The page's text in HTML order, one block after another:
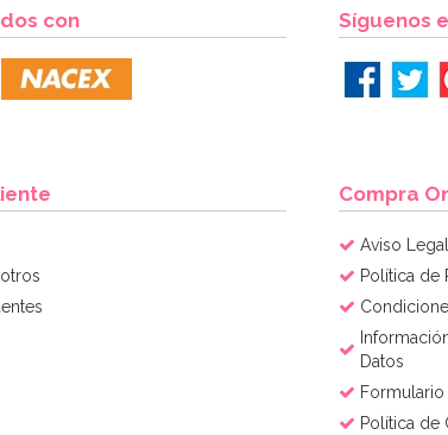
con Síguenos
Compra
Aviso Legal
Política de
Datos
Política de